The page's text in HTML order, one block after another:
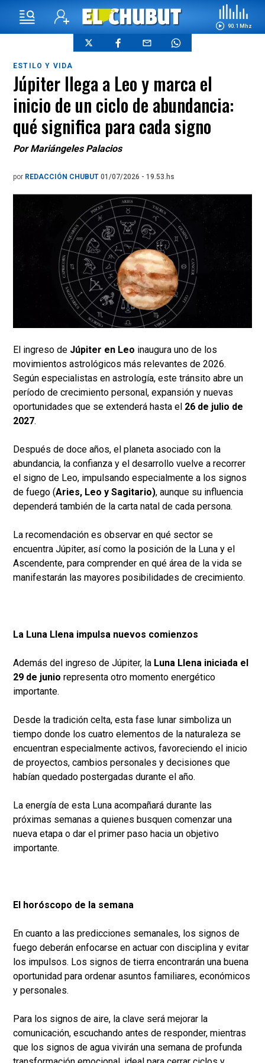
90.1 Mhz
ESTILO Y VIDA
Júpiter llega a Leo y marca el
inicio de un ciclo de abundancia:
qué significa para cada signo
Por Mariángeles Palacios
por REDACCIÓN CHUBUT 01/07/2026 - 19.53.hs
El ingreso de Júpiter en Leo inaugura uno de los
movimientos astrológicos más relevantes de 2026.
Según especialistas en astrología, este tránsito abre un
período de crecimiento personal, expansión y nuevas
oportunidades que se extenderá hasta el 26 de julio de
2027.
Después de doce años, el planeta asociado con la
abundancia, la confianza y el desarrollo vuelve a recorrer
el signo de Leo, impulsando especialmente a los signos
de fuego (Aries, Leo y Sagitario), aunque su influencia
dependerá también de la carta natal de cada persona.
La recomendación es observar en qué sector se
encuentra Júpiter, así como la posición de la Luna y el
Ascendente, para comprender en qué área de la vida se
manifestarán las mayores posibilidades de crecimiento.
La Luna Llena impulsa nuevos comienzos
Además del ingreso de Júpiter, la Luna Llena iniciada el
29 de junio representa otro momento energético
importante.
Desde la tradición celta, esta fase lunar simboliza un
tiempo donde los cuatro elementos de la naturaleza se
encuentran especialmente activos, favoreciendo el inicio
de proyectos, cambios personales y decisiones que
habían quedado postergadas durante el año.
La energía de esta Luna acompañará durante las
próximas semanas a quienes busquen comenzar una
nueva etapa o dar el primer paso hacia un objetivo
importante.
El horóscopo de la semana
En cuanto a las predicciones semanales, los signos de
fuego deberán enfocarse en actuar con disciplina y evitar
los impulsos. Los signos de tierra encontrarán una buena
oportunidad para ordenar asuntos familiares, económicos
y personales.
Para los signos de aire, la clave será mejorar la
comunicación, escuchando antes de responder, mientras
que los signos de agua vivirán una semana de profunda